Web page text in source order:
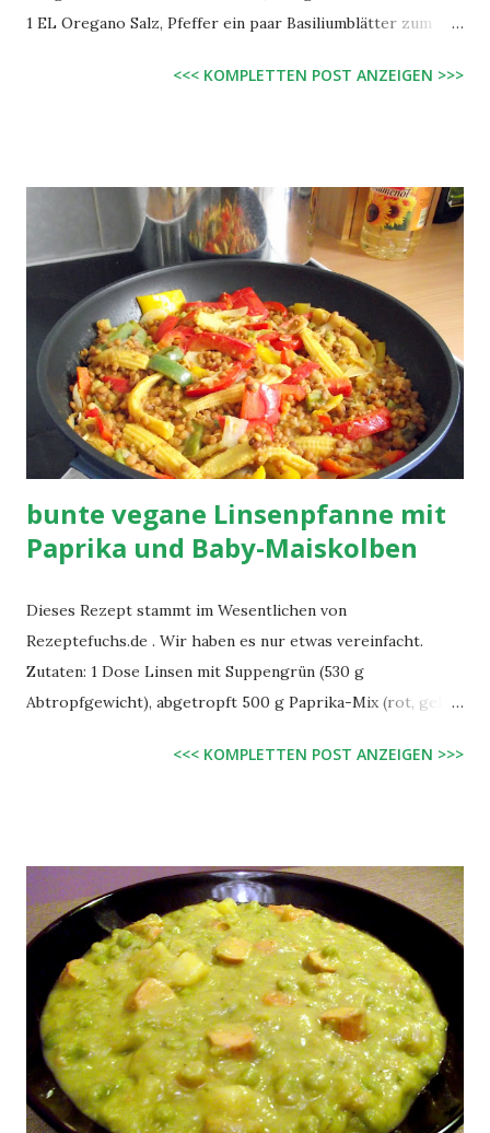
1 EL Oregano Salz, Pfeffer ein paar Basiliumblätter zum
Schüssel mit dem Olivenöl verrühren und mit Salz, Pfeffer
servieren.
<<< KOMPLETTEN POST ANZEIGEN >>>
bunte vegane Linsenpfanne mit
Paprika und Baby-Maiskolben
Dieses Rezept stammt im Wesentlichen von
Rezeptefuchs.de . Wir haben es nur etwas vereinfacht.
Zutaten: 1 Dose Linsen mit Suppengrün (530 g
Abtropfgewicht), abgetropft 500 g Paprika-Mix (rot, gelb,
Abtropfgewicht), abgetropft, längs halbiert 1 Zwiebel,
Margarine in einer heißen Pfanne zerlassen und Paprika,
Zwiebel, Knoblauch und Baby-Mais darin ca. 4 Minuten
dünsten. Brühe hinzugeben und ca. 10 Minuten kochen
lassen, bis die Flüssigkeit verdampft ist. Nun Linsen
hinzugeben und ca. 3 Minuten erhitzen. Schließlich mit
Essig, Zucker, Salz und Pfeffer abschmecken.
<<< KOMPLETTEN POST ANZEIGEN >>>